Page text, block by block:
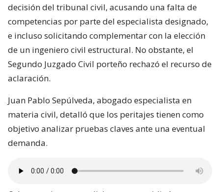
decisión del tribunal civil, acusando una falta de
competencias por parte del especialista designado,
e incluso solicitando complementar con la elección
de un ingeniero civil estructural. No obstante, el
Segundo Juzgado Civil porteño rechazó el recurso de
aclaración.
Juan Pablo Sepúlveda, abogado especialista en
materia civil, detalló que los peritajes tienen como
objetivo analizar pruebas claves ante una eventual
demanda.